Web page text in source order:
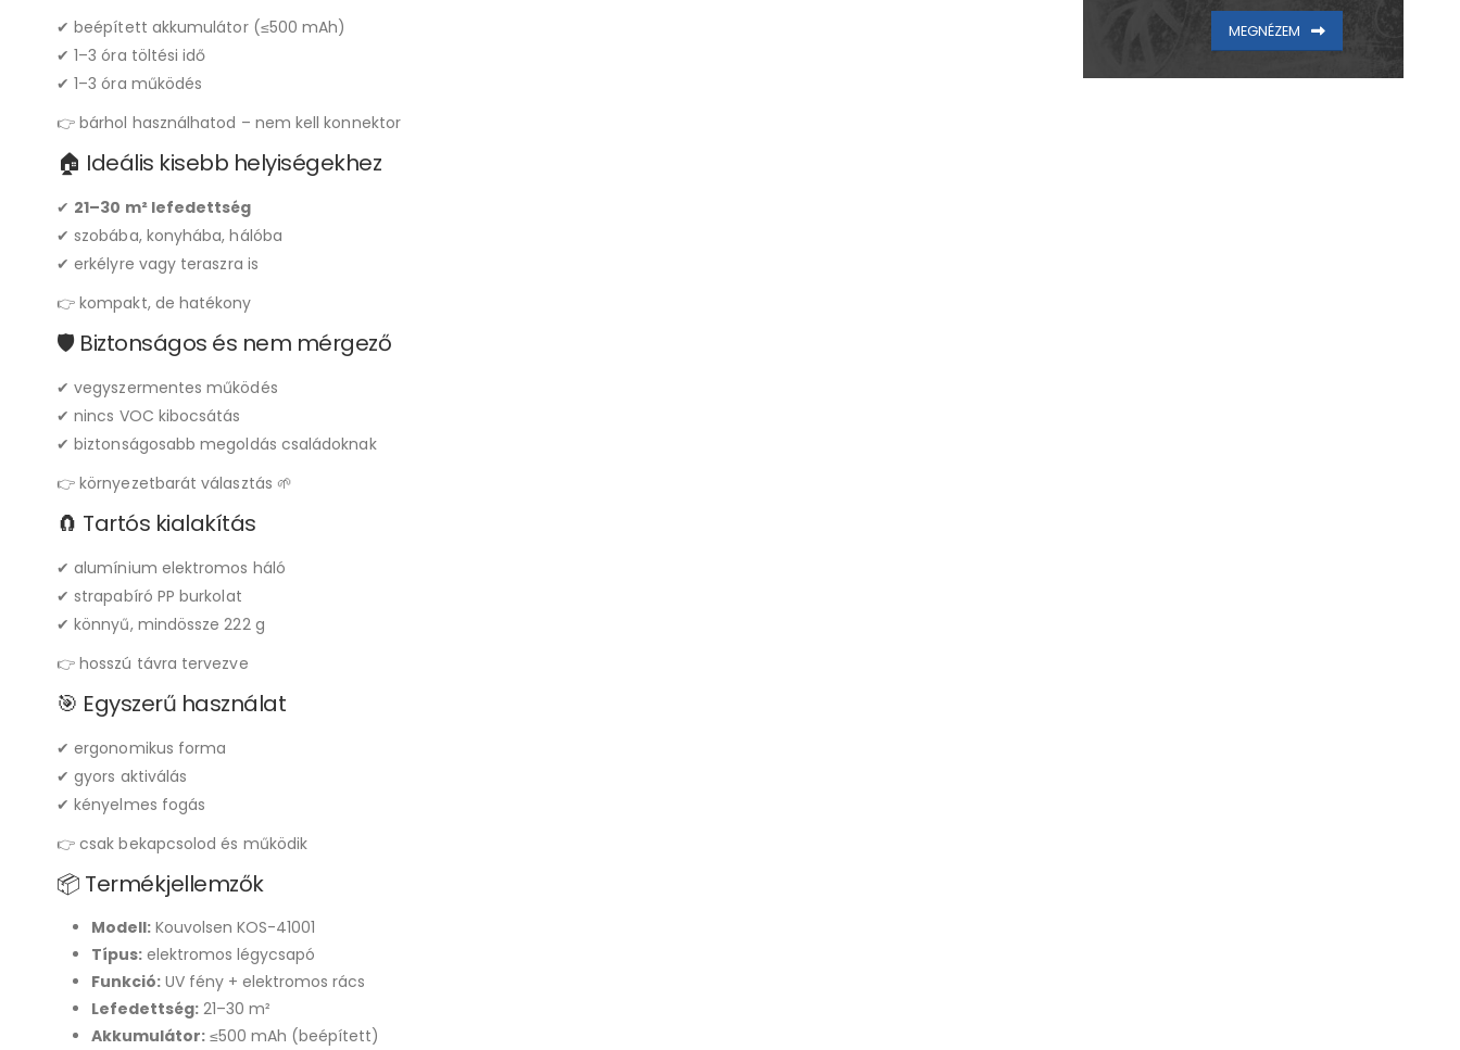
✔ beépített akkumulátor (≤500 mAh)
✔ 1–3 óra töltési idő
✔ 1–3 óra működés
👉 bárhol használhatod – nem kell konnektor
🏠 Ideális kisebb helyiségekhez
✔ 21–30 m² lefedettség
✔ szobába, konyhába, hálóba
✔ erkélyre vagy teraszra is
👉 kompakt, de hatékony
🛡️ Biztonságos és nem mérgező
✔ vegyszermentes működés
✔ nincs VOC kibocsátás
✔ biztonságosabb megoldás családoknak
👉 környezetbarát választás 🌱
🧲 Tartós kialakítás
✔ alumínium elektromos háló
✔ strapabíró PP burkolat
✔ könnyű, mindössze 222 g
👉 hosszú távra tervezve
🎯 Egyszerű használat
✔ ergonomikus forma
✔ gyors aktiválás
✔ kényelmes fogás
👉 csak bekapcsolod és működik
📦 Termékjellemzők
Modell: Kouvolsen KOS-41001
Típus: elektromos légycsapó
Funkció: UV fény + elektromos rács
Lefedettség: 21–30 m²
Akkumulátor: ≤500 mAh (beépített)
MEGNÉZEM